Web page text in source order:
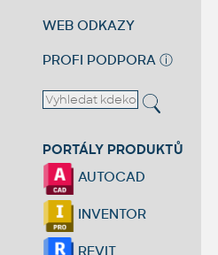
WEB ODKAZY
PROFI PODPORA ⓘ
PORTÁLY PRODUKTŮ
AUTOCAD
INVENTOR
REVIT